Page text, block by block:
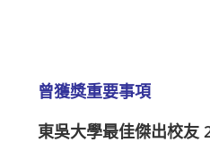
曾獲獎重要事項
東吳大學最佳傑出校友